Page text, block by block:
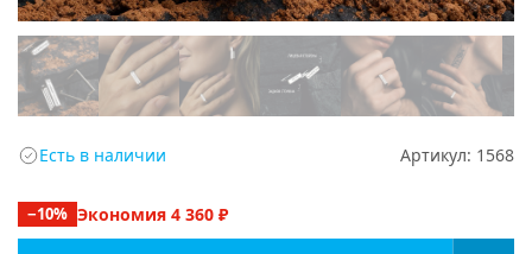
Есть в наличии Артикул: 1568
−10% Экономия 4 360 ₽